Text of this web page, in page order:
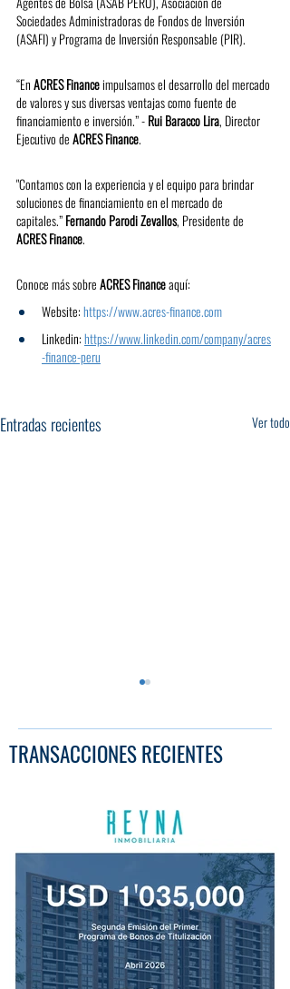
Sociedades Administradoras de Fondos de Inversión
(ASAFI) y Programa de Inversión Responsable (PIR).
“En ACRES Finance impulsamos el desarrollo del mercado
de valores y sus diversas ventajas como fuente de
financiamiento e inversión.” - Rui Baracco Lira, Director
Ejecutivo de ACRES Finance.
"Contamos con la experiencia y el equipo para brindar
soluciones de financiamiento en el mercado de
capitales.” Fernando Parodi Zevallos, Presidente de
ACRES Finance.
Conoce más sobre ACRES Finance aquí:
Website: https://www.acres-finance.com
Linkedin:https://www.linkedin.com/company/acres
-finance-peru
Entradas recientes Ver todo
ACRES Titulizadora realizó una
nueva emisión de US$ 3 millones
para un proyecto inmobiliario
TRANSACCIONES RECIENTES